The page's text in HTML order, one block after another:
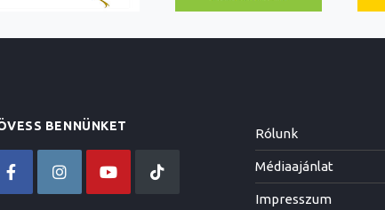
BENNÜNKET Rólunk
Médiaajánlat
Impresszum